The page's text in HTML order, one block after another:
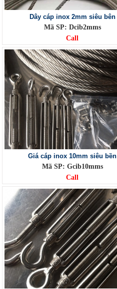
Dây cáp inox 2mm siêu bên
Mã SP: Dcib2mms
Call
Giá cáp inox 10mm siêu bền
Mã SP: Gcib10mms
Call